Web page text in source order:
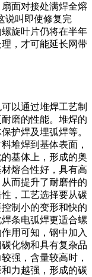
面对接处满焊全熔
说叫即使修复完
旋叶片仍将在半年
，才可能延长网带
以通过堆焊工艺制
磨的性能。堆焊的
护焊及埋弧焊等。
堆焊到基体表面，
基体上，形成的奥
熔合性好，具有高
而提升了耐磨件的
，工艺选择要从碳
制小的变形和快的
条电弧焊更适合螺
用可知，钢中加入
化物和具有复杂品
强，含量较高时，
力越强，形成的碳